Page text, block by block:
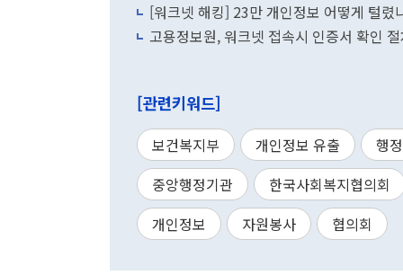
[워크넷 해킹] 23만 개인정보 어떻게 털
고용정보원, 워크넷 접속시 인증서 확인
[관련키워드]
보건복지부 개인정보 유출
행
중앙행정기관
한국사회복지협의회
개인정보
자원봉사 협의회